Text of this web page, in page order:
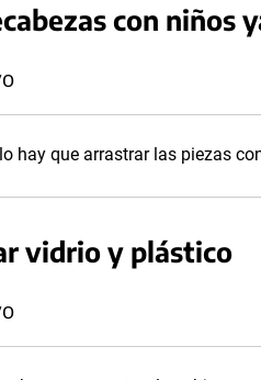
con niños
hay que arrastrar las piezas
vidrio y plástico